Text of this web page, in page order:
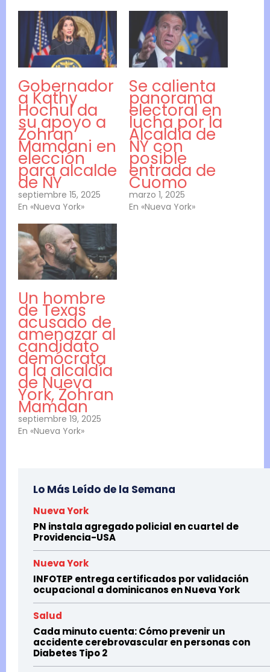
Gobernador
a Kathy
Hochul da
su apoyo a
Zohran
Mamdani en
elección
para alcalde
de NY
septiembre 15, 2025
En «Nueva York»
Se calienta
panorama
electoral en
lucha por la
Alcaldía de
NY con
posible
entrada de
Cuomo
marzo 1, 2025
En «Nueva York»
Un hombre
de Texas
acusado de
amenazar al
candidato
demócrata
a la alcaldía
de Nueva
York, Zohran
Mamdan
septiembre 19, 2025
En «Nueva York»
Lo Más Leído de la Semana
Nueva York
PN instala agregado policial en cuartel de
Providencia-USA
Nueva York
INFOTEP entrega certificados por validación
ocupacional a dominicanos en Nueva York
Salud
Cada minuto cuenta: Cómo prevenir un
accidente cerebrovascular en personas con
Diabetes Tipo 2